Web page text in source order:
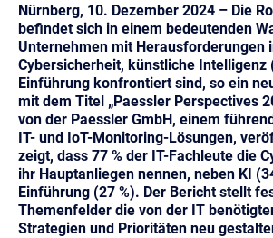
Nürnberg, 10. Dezember 2024 – Die
befindet sich in einem bedeutenden
Unternehmen mit Herausforderungen
Cybersicherheit, künstliche Intelligenz
Einführung konfrontiert sind, so ein
mit dem Titel „Paessler Perspectives
von der Paessler GmbH, einem
IT- und IoT-Monitoring-Lösungen,
zeigt, dass 77 % der IT-Fachleute die
ihr Hauptanliegen nennen, neben KI
Einführung (27 %). Der Bericht stellt
Themenfelder die von der IT
Strategien und Prioritäten neu